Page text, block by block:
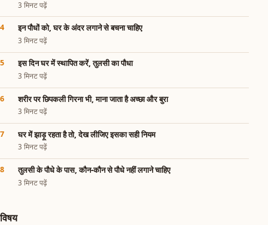
3 मिनट पढ़ें
इन पौधों को, घर के अंदर लगाने से बचना चाहिए
3 मिनट पढ़ें
इस दिन घर में स्थापित करें, तुलसी का पौधा
3 मिनट पढ़ें
शरीर पर छिपकली गिरना भी, माना जाता है अच्छा और बुरा
3 मिनट पढ़ें
घर में झाड़ू रहता है तो, देख लीजिए इसका सही नियम
3 मिनट पढ़ें
तुलसी के पौधे के पास, कौन-कौन से पौधे नहीं लगाने चाहिए
3 मिनट पढ़ें
विषय